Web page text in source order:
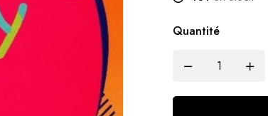
Quantité